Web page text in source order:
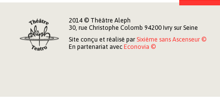
2014 © Théâtre Aleph
30, rue Christophe Colomb 94200 Ivry sur Seine
Site conçu et réalisé par Sixième sans Ascenseur ©
En partenariat avec Econovia ©